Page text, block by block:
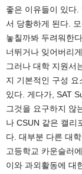
좋은 이유들이 있다
서 당황하게 된다.
놓칠까봐 두려워한
너뛰거나 잊어버리
그러나 대학 지원서
지 기본적인 구성
있다. 게다가, SAT
그것을 요구하지 않
나 CSUN 같은 캘리
다. 대부분 다른 대
고등학교 카운슬러
이와 과외활동에 대